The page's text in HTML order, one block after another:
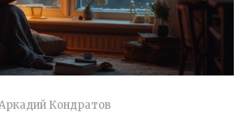
Кондратов